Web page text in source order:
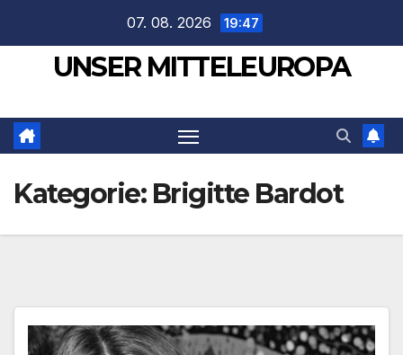
springen
07. 08. 2026 19:47
UNSER MITTELEUROPA
Kategorie: Brigitte Bardot